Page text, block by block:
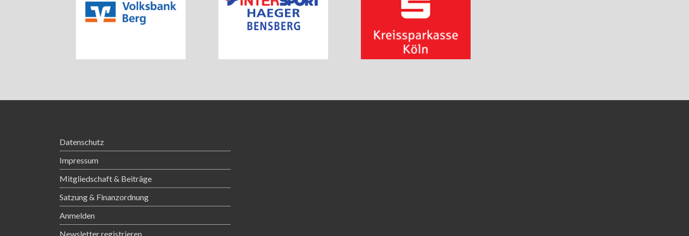
Datenschutz
Impressum
Mitgliedschaft & Beiträge
Satzung & Finanzordnung
Anmelden
Newsletter registrieren